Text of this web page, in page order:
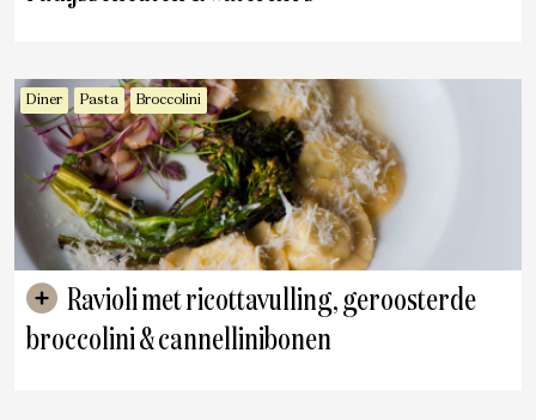
Diner Pasta Broccolini
broccolini & cannellinibonen